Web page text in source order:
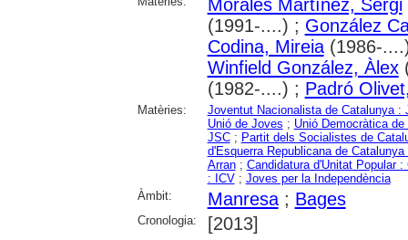
Morales Martínez, Sergi
(1991-....) ; González
Codina, Mireia(1986-
Winfield González, Àlex
(1982-....) ; Padró
Matèries:
Joventut Nacionalista de Catalunya :
Unió de Joves ; Unió Democràtica
JSC; Partit dels Socialistes de
d'Esquerra Republicana de
Arran; Candidatura d'Unitat Popular :
: ICV; Joves per la Independència
Àmbit:
Manresa; Bages
Cronologia: [2013]